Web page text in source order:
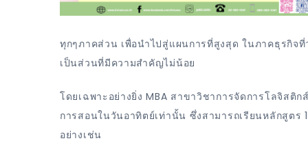
ทุกๆภาคส่วน เพื่อนำไปสู่แผนการที่สูงสุด ในภาคธุรกิจที่
เป็นส่วนที่มีความสำคัญไม่น้อย
โดยเฉพาะอย่างยิ่ง MBA สาขาวิชาการจัดการโลจิส
การสอนในวันอาทิตย์เท่านั้น ซึ่งสามารถเรียนหลักสูต
อย่างเช่น